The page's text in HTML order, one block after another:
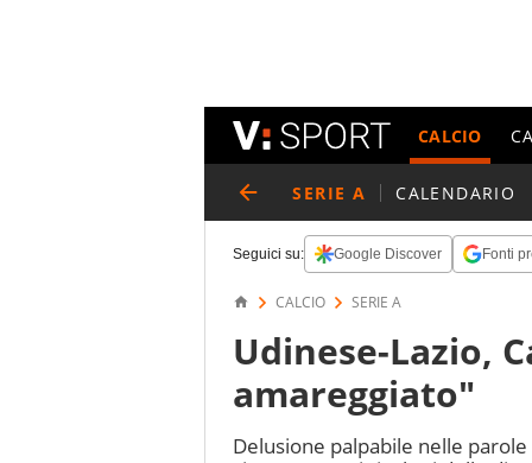
CALCIO
SERIE A CALENDARIO
Seguici su: Google Discover Fonti
CALCIO SERIE A
Udinese-Lazio,
amareggiato"
Delusione palpabile nelle